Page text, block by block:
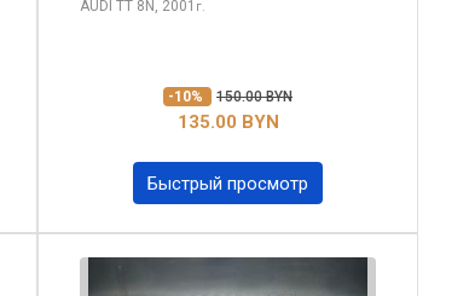
AUDI TT 8N, 2001 г.
-10% 150.00 BYN
135.00 BYN
Быстрый просмотр